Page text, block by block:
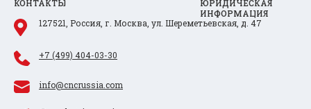
КОНТАКТЫ
ЮРИДИЧЕСКАЯ
ИНФОРМАЦИЯ
127521, Россия, г. Москва, ул. Шереметьевская, д. 47
+7 (499) 404-03-30
info@cncrussia.com